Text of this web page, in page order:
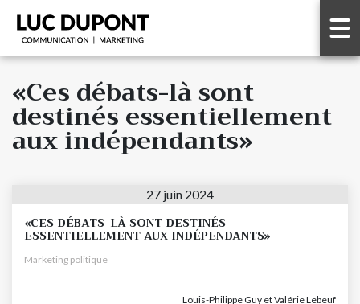
«Ces débats-là sont
destinés essentiellement
aux indépendants»
27 juin 2024
«CES DÉBATS-LÀ SONT DESTINÉS
ESSENTIELLEMENT AUX INDÉPENDANTS»
Marketing politique
Louis-Philippe Guy et Valérie Lebeuf